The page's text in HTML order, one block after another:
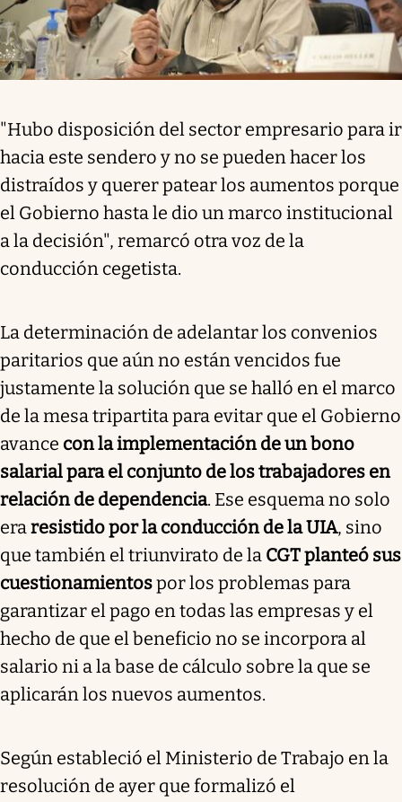
"Hubo disposición del sector empresario para ir
hacia este sendero y no se pueden hacer los
distraídos y querer patear los aumentos porque
el Gobierno hasta le dio un marco institucional
a la decisión", remarcó otra voz de la
conducción cegetista.
La determinación de adelantar los convenios
paritarios que aún no están vencidos fue
justamente la solución que se halló en el marco
de la mesa tripartita para evitar que el Gobierno
avance con la implementación de un bono
salarial para el conjunto de los trabajadores en
relación de dependencia. Ese esquema no solo
eraresistido por la conducción de la UIA, sino
que también el triunvirato de la CGT planteó sus
cuestionamientospor los problemas para
garantizar el pago en todas las empresas y el
hecho de que el beneficio no se incorpora al
salario ni a la base de cálculo sobre la que se
aplicarán los nuevos aumentos.
Según estableció el Ministerio de Trabajo en la
resolución de ayer que formalizó el